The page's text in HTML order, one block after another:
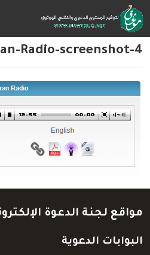
Radio-screenshot-4
مواقع لجنة الدعوة
البوابات الدعوية